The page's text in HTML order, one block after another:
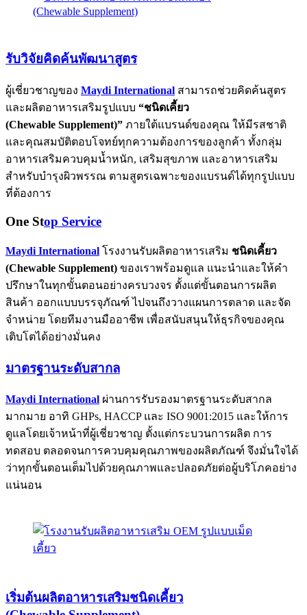
รับวิจัยคิดค้นพัฒนาสูตร
ผู้เชี่ยวชาญของ Maydi International สามารถช่วยคิดค้นสูตร
และผลิตอาหารเสริมรูปแบบ “ชนิดเคี้ยว
(Chewable Supplement)” ภายใต้แบรนด์ของคุณ ให้มีรสชาติ
และคุณสมบัติตอบโจทย์ทุกความต้องการของลูกค้า ทั้งกลุ่ม
อาหารเสริมควบคุมน้ำหนัก, เสริมสุขภาพ และอาหารเสริม
สำหรับบำรุงผิวพรรณ ตามสูตรเฉพาะของแบรนด์ได้ทุกรูปแบบ
ที่ต้องการ
One Stop Service
Maydi International โรงงานรับผลิตอาหารเสริม ชนิดเคี้ยว
(Chewable Supplement) ของเราพร้อมดูแล แนะนำและให้คำ
ปรึกษาในทุกขั้นตอนอย่างครบวงจร ตั้งแต่ขั้นตอนการผลิต
สินค้า ออกแบบบรรจุภัณฑ์ ไปจนถึงวางแผนการตลาด และจัด
จำหน่าย โดยทีมงานมืออาชีพ เพื่อสนับสนุนให้ธุรกิจของคุณ
เติบโตได้อย่างมั่นคง
มาตรฐานระดับสากล
Maydi International ผ่านการรับรองมาตรฐานระดับสากล
มากมาย อาทิ GHPs, HACCP และ ISO 9001:2015 และให้การ
ดูแลโดยเจ้าหน้าที่ผู้เชี่ยวชาญ ตั้งแต่กระบวนการผลิต การ
ทดสอบ ตลอดจนการควบคุมคุณภาพของผลิตภัณฑ์ จึงมั่นใจได้
ว่าทุกขั้นตอนเต็มไปด้วยคุณภาพและปลอดภัยต่อผู้บริโภคอย่าง
แน่นอน
เริ่มต้นผลิตอาหารเสริมชนิดเคี้ยว